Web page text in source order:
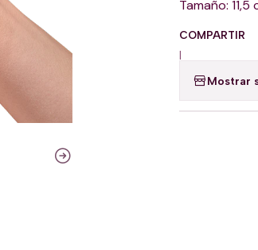
Tamaño:
COMPARTIR
|
Mostrar